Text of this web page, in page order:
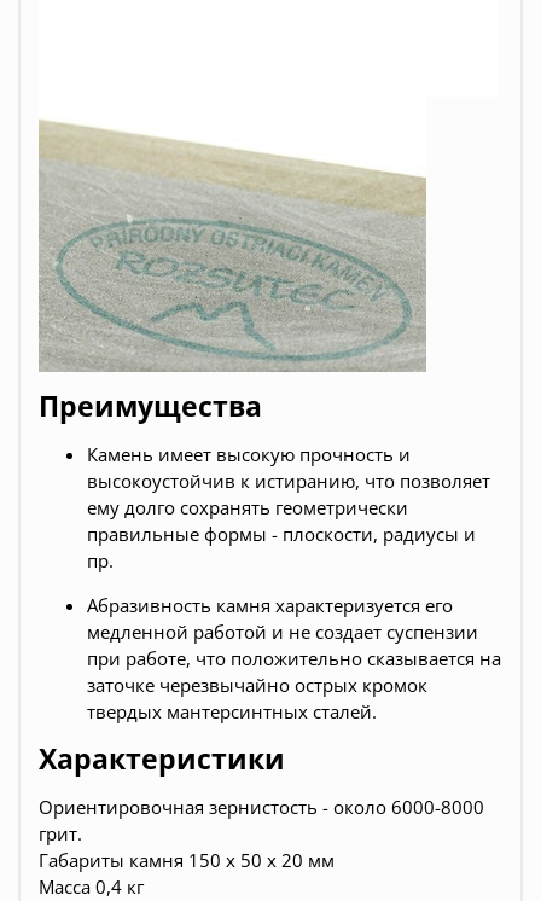
Преимущества
Камень имеет высокую прочность и
высокоустойчив к истиранию, что позволяет
ему долго сохранять геометрически
правильные формы - плоскости, радиусы и
пр.
Абразивность камня характеризуется его
медленной работой и не создает суспензии
при работе, что положительно сказывается на
заточке черезвычайно острых кромок
твердых мантерсинтных сталей.
Характеристики
Ориентировочная зернистость - около 6000-8000
грит.
Габариты камня 150 х 50 х 20 мм
Масса 0,4 кг